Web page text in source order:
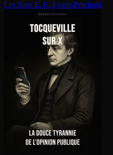
Les Nuer E. E. Evans-Pritchard